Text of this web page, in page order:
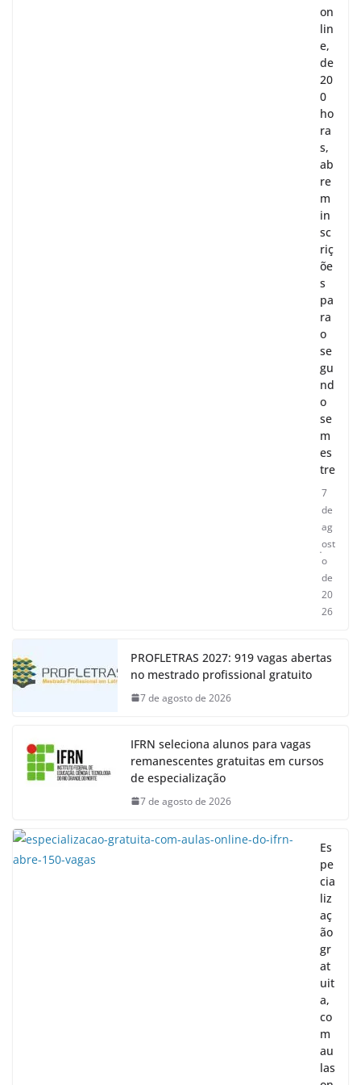
on
lin
e,
de
20
0
ho
ra
s,
ab
re
m
in
sc
riç
õe
s
pa
ra
o
se
gu
nd
o
se
m
es
tre
7
de
ag
ost
o
de
20
26
PROFLETRAS 2027: 919 vagas abertas
no mestrado profissional gratuito
7 de agosto de 2026
IFRN seleciona alunos para vagas
remanescentes gratuitas em cursos
de especialização
7 de agosto de 2026
Es
pe
cia
liz
aç
ão
gr
at
uit
a,
co
m
au
las